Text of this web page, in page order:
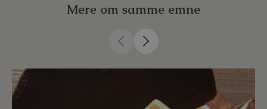
Mere om samme emne